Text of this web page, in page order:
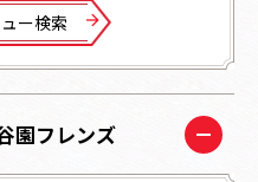
ー検索
園フレンズ